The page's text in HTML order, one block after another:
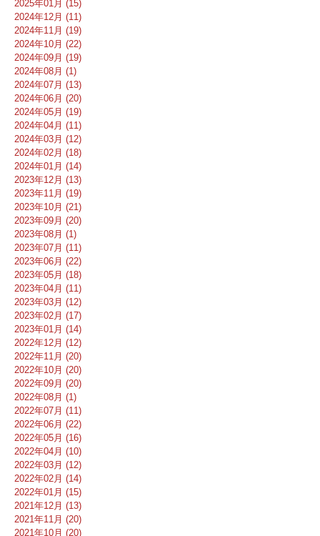
2025年01月 (15)
2024年12月 (11)
2024年11月 (19)
2024年10月 (22)
2024年09月 (19)
2024年08月 (1)
2024年07月 (13)
2024年06月 (20)
2024年05月 (19)
2024年04月 (11)
2024年03月 (12)
2024年02月 (18)
2024年01月 (14)
2023年12月 (13)
2023年11月 (19)
2023年10月 (21)
2023年09月 (20)
2023年08月 (1)
2023年07月 (11)
2023年06月 (22)
2023年05月 (18)
2023年04月 (11)
2023年03月 (12)
2023年02月 (17)
2023年01月 (14)
2022年12月 (12)
2022年11月 (20)
2022年10月 (20)
2022年09月 (20)
2022年08月 (1)
2022年07月 (11)
2022年06月 (22)
2022年05月 (16)
2022年04月 (10)
2022年03月 (12)
2022年02月 (14)
2022年01月 (15)
2021年12月 (13)
2021年11月 (20)
2021年10月 (20)